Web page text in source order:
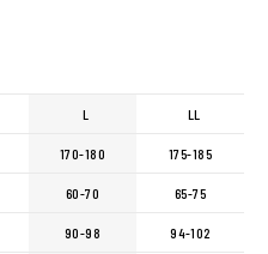
L LL
170-180 175-185
60-70 65-75
90-98 94-102